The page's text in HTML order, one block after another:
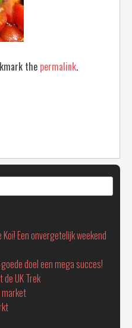
the permalink.
Een onvergetelijk weekend
doel een mega succes!
UK Trek
market